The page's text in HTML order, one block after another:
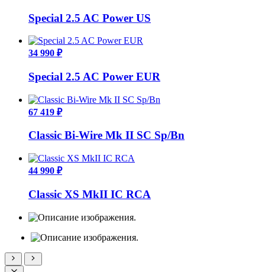
Special 2.5 AC Power US
34 990 ₽
Special 2.5 AC Power EUR
67 419 ₽
Classic Bi-Wire Mk II SC Sp/Bn
44 990 ₽
Classic XS MkII IC RCA